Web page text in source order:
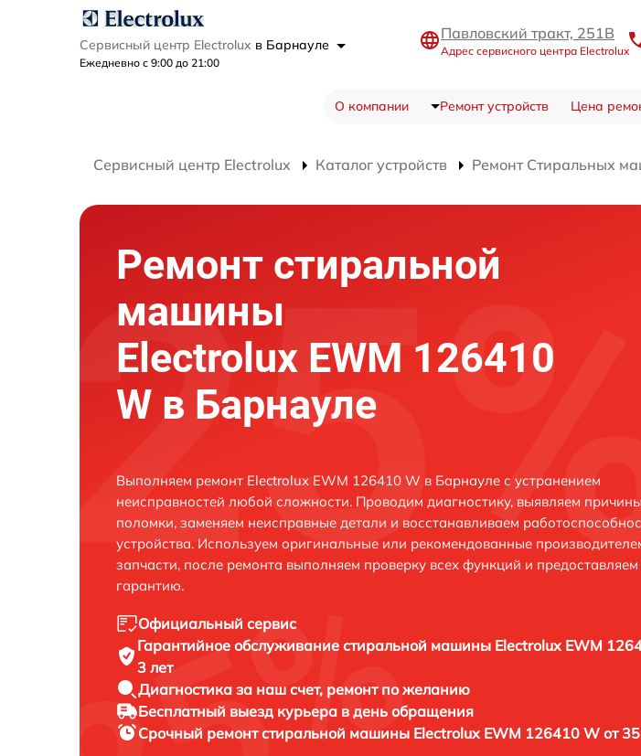
Сервисный центр Electrolux в Барнауле
Ежедневно с 9:00 до 21:00
Павловский тракт, 251В
Адрес сервисного центра Electrolux
О компании Ремонт устройств Цена
Сервисный центр Electrolux Каталог устройств Ремонт Стиральных
Ремонт стиральной
машины
Electrolux EWM 126410
W в Барнауле
Выполняем ремонт Electrolux EWM 126410 W в Барнауле с устранением
неисправностей любой сложности. Проводим диагностику, выявляем причины
поломки, заменяем неисправные детали и восстанавливаем
устройства. Используем оригинальные или рекомендованные
запчасти, после ремонта выполняем проверку всех функций и предоставляем
гарантию.
Официальный сервис
Гарантийное обслуживание стиральной машины Electrolux EWM
3 лет
Диагностика за наш счет, ремонт по желанию
Бесплатный выезд курьера в день обращения
Срочный ремонтстиральной машины Electrolux EWM 126410 W от